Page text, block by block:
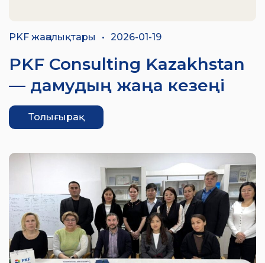
PKF жаңалықтары • 2026-01-19
PKF Consulting Kazakhstan
— дамудың жаңа кезеңі
Толығырақ